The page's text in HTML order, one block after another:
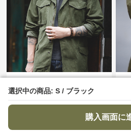
選択中の商品: S / ブラック
購入画面に
選択中の商品: S / ブラック
購入画面に
ヴィンテージミリタリーフィー
ルドジャケット ミリタリージャ
ジ
ッ